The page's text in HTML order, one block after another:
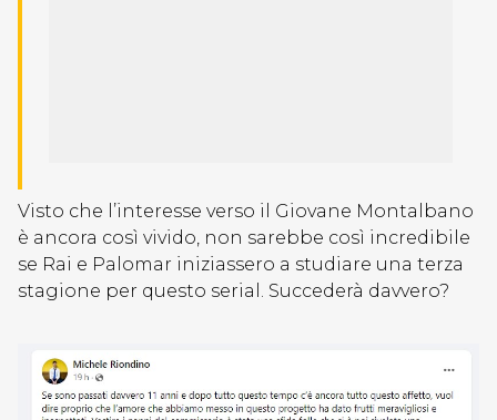
Visto che l’interesse verso il Giovane Montalbano
è ancora così vivido, non sarebbe così incredibile
se Rai e Palomar iniziassero a studiare una terza
stagione per questo serial. Succederà davvero?